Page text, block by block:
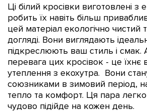
Ці білий кросівки виготовлені з
робить їх навіть більш
цей матеріал екологічно чистий
догляді. Вони виглядають
підкреслюють ваш стиль і смак.
перевага цих кросівок - це їхнє
утеплення з екохутра. Вони
союзниками в зимовий період,
тепло та комфорт. Ця пара
чудово підійде на кожен день.